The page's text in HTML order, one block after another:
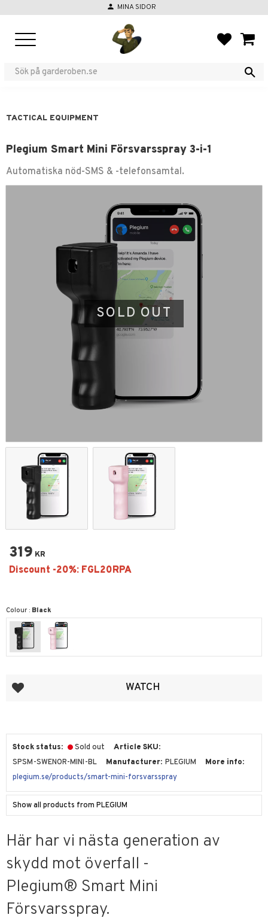
person MINA SIDOR
TACTICAL EQUIPMENT
Plegium Smart Mini Försvarsspray 3-i-1
Automatiska nöd-SMS & -telefonsamtal.
SOLD OUT
319 KR
Colour : Black
Add to favorites WATCH
Stock status Sold out
Article SKU
SPSM-SWENOR-MINI-BL
Manufacturer PLEGIUM
More info
plegium.se/products/smart-mini-forsvarsspray
Show all products from PLEGIUM
Här har vi nästa generation av
skydd mot överfall -
Plegium® Smart Mini
Försvarsspray.